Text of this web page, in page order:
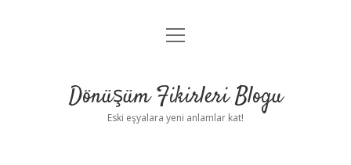
Anasayfa
Yasal Uyarı
menüyü
Dönüşüm Fikirleri Blogu
Eski eşyalara yeni anlamlar kat!